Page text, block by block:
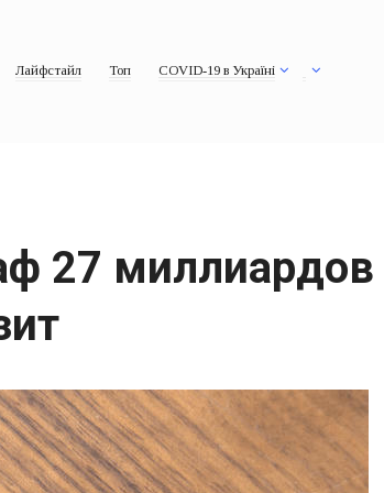
Лайфстайл Топ COVID-19 в Україні
27 миллиардов